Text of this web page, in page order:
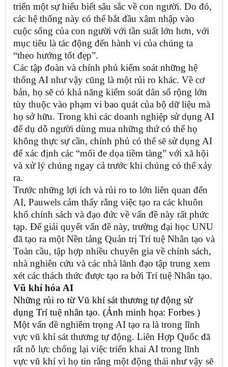
triển một sự hiểu biết sâu sắc về con người. Do đó,
các hệ thống này có thể bắt đầu xâm nhập vào
cuộc sống của con người với tần suất lớn hơn, với
mục tiêu là tác động đến hành vi của chúng ta
“theo hướng tốt đẹp”.
Các tập đoàn và chính phủ kiểm soát những hệ
thống AI như vậy cũng là một rủi ro khác. Về cơ
bản, họ sẽ có khả năng kiểm soát dân số rộng lớn
tùy thuộc vào phạm vi bao quát của bộ dữ liệu mà
họ sở hữu. Trong khi các doanh nghiệp sử dụng AI
để dụ dỗ người dùng mua những thứ có thể họ
không thực sự cần, chính phủ có thể sẽ sử dụng AI
để xác định các “mối đe dọa tiềm tàng” với xã hội
và xử lý chúng ngay cả trước khi chúng có thể xảy
ra.
Trước những lợi ích và rủi ro to lớn liên quan đến
AI, Pauwels cảm thấy rằng việc tạo ra các khuôn
khổ chính sách và đạo đức về vấn đề này rất phức
tạp. Để giải quyết vấn đề này, trường đại học UNU
đã tạo ra một Nền tảng Quản trị Trí tuệ Nhân tạo và
Toàn cầu, tập hợp nhiều chuyên gia về chính sách,
nhà nghiên cứu và các nhà lãnh đạo tập trung xem
xét các thách thức được tạo ra bởi Trí tuệ Nhân tạo.
Vũ khí hóa AI
Những rủi ro từ Vũ khí sát thương tự động sử
dụng Trí tuệ nhân tạo. (Ảnh minh họa: Forbes )
Một vấn đề nghiêm trọng AI tạo ra là trong lĩnh
vực vũ khí sát thương tự động. Liên Hợp Quốc đã
rất nỗ lực chống lại việc triển khai AI trong lĩnh
vực vũ khí vì họ tin rằng một động thái như vậy sẽ